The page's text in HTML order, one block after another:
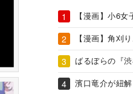
【漫画】小6
【漫画】角刈
ばるぼらの『
濱口竜介が紐